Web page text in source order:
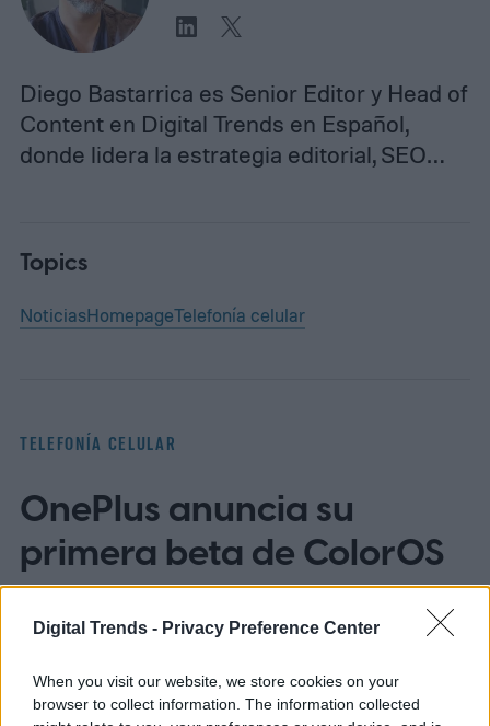
Digital Trends - Privacy Preference Center
When you visit our website, we store cookies on your
browser to collect information. The information collected
Diego Bastarrica es Senior Editor y Head of
Content en Digital Trends en Español,
donde lidera la estrategia editorial, SEO…
Topics
NoticiasHomepageTelefonía celular
TELEFONÍA CELULAR
OnePlus anuncia su
primera beta de ColorOS